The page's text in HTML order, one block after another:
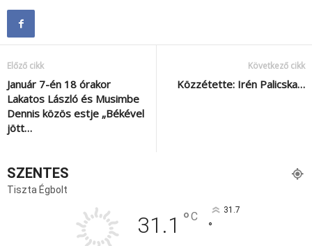
Előző cikk
Január 7-én 18 órakor
Lakatos László és Musimbe
Dennis közös estje „Békével
jött…
Következő cikk
Közzétette: Irén Palicska…
SZENTES
Tiszta Égbolt
31.1 °C 31.7
°